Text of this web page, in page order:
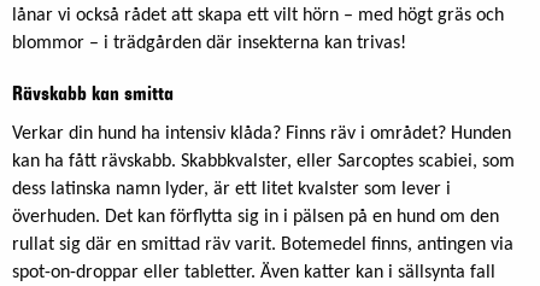
lånar vi också rådet att skapa ett vilt hörn – med högt gräs och
blommor – i trädgården där insekterna kan trivas!
Rävskabb kan smitta
Verkar din hund ha intensiv klåda? Finns räv i området? Hunden
kan ha fått rävskabb. Skabbkvalster, eller Sarcoptes scabiei, som
dess latinska namn lyder, är ett litet kvalster som lever i
överhuden. Det kan förflytta sig in i pälsen på en hund om den
rullat sig där en smittad räv varit. Botemedel finns, antingen via
spot-on-droppar eller tabletter. Även katter kan i sällsynta fall